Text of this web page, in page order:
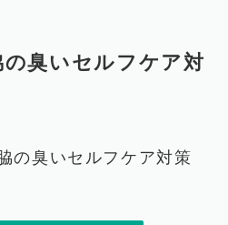
臭いセルフケア対